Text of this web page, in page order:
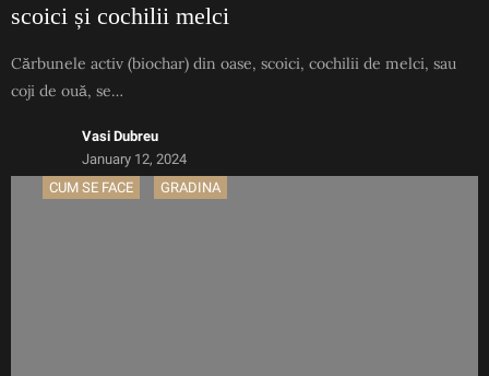
scoici și cochilii melci
Cărbunele activ (biochar) din oase, scoici, cochilii de melci, sau
coji de ouă, se…
Vasi Dubreu
January 12, 2024
CUM SE FACE
GRADINA